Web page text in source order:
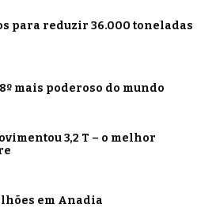
para reduzir 36.000 toneladas
mais poderoso do mundo
3,2 T – o melhor
em Anadia